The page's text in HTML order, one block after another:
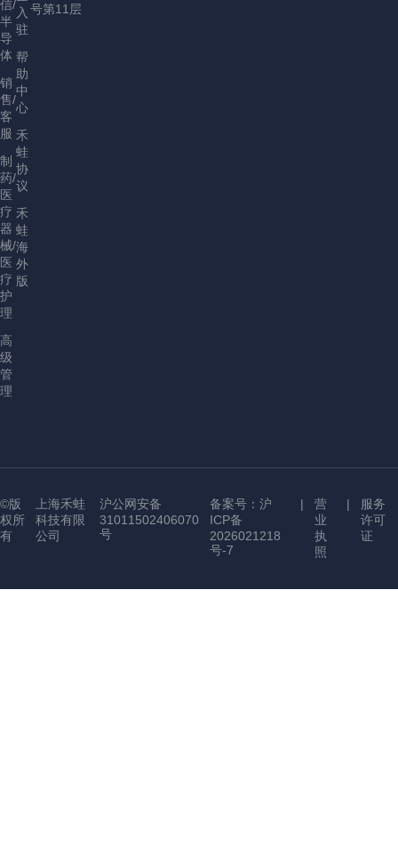
信/
半
导
体
销
售/
客
服
制
药/
医
疗
器
械/
医
疗
护
理
高
级
管
理
入
驻
帮
助
中
心
禾
蛙
协
议
禾
蛙
海
外
版
号第11层
©版
权所
有
上海禾蛙
科技有限
公司
沪公网安备
31011502406070
号
备案号：沪
ICP备
2026021218
号-7
|
营
业
执
照
|
服务
许可
证